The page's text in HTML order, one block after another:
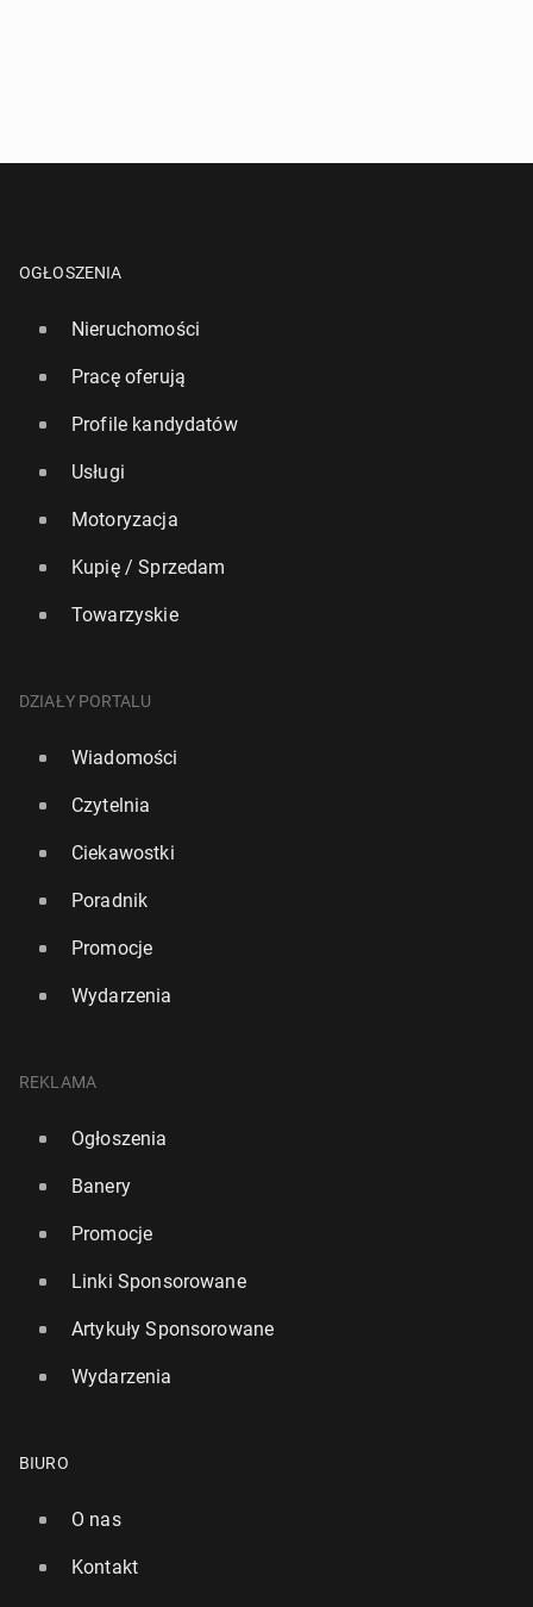
OGŁOSZENIA
Nieruchomości
Pracę oferują
Profile kandydatów
Usługi
Motoryzacja
Kupię / Sprzedam
Towarzyskie
DZIAŁY PORTALU
Wiadomości
Czytelnia
Ciekawostki
Poradnik
Promocje
Wydarzenia
REKLAMA
Ogłoszenia
Banery
Promocje
Linki Sponsorowane
Artykuły Sponsorowane
Wydarzenia
BIURO
O nas
Kontakt